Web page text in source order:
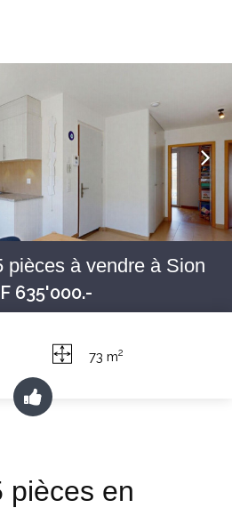
pièces à vendre à Sion
635'000.-
73 m2
pièces en